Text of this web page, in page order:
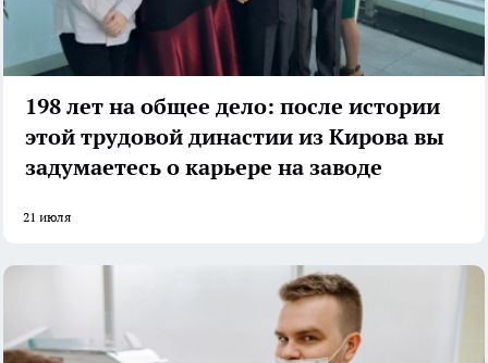
198 лет на общее дело: после истории
этой трудовой династии из Кирова вы
задумаетесь о карьере на заводе
21 июля